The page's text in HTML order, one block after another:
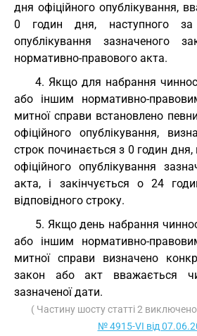
дня офіційного опублікування,
0 годин дня, наступного за
опублікування зазначеного
нормативно-правового акта.
4. Якщо для набрання
або іншим нормативно-
митної справи встановлено
офіційного опублікування,
строк починається з 0 годин
офіційного опублікування
акта, і закінчується о 24
відповідного строку.
5. Якщо день набрання
або іншим нормативно-
митної справи визначено
закон або акт вважається
зазначеної дати.
( Частину шосту статті 2
№ 4915-VI від